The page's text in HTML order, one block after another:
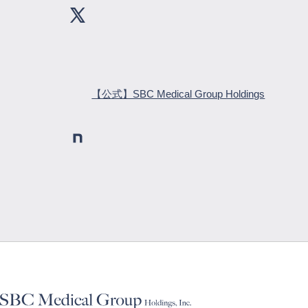
【公式】SBC Medical Group Holdings